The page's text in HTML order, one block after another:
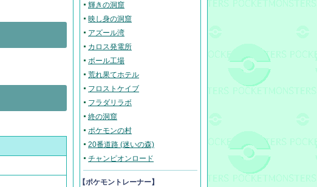
輝きの洞窟
映し身の洞窟
アズール湾
カロス発電所
ボール工場
荒れ果てホテル
フロストケイブ
フラダリラボ
終の洞窟
ポケモンの村
20番道路 (迷いの森)
チャンピオンロード
【ポケモントレーナー】